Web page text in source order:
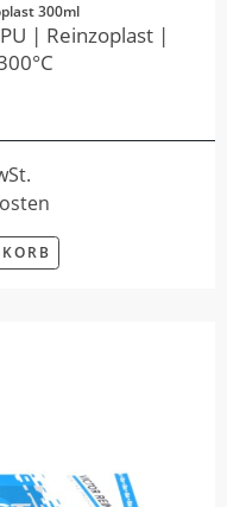
300ml
| Reinzoplast |